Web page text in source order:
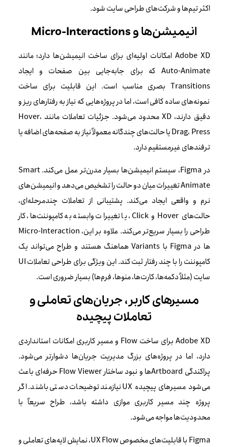
اکثر تیم‌ها و شرکت‌های طراحی سایت شود.
انیمیشن‌ها و Micro-Interactions
Adobe XD امکانات اولیه‌ای برای ساخت انیمیشن‌ها دارد؛ مانند
Auto-Animate که برای جابه‌جایی بین صفحات و ایجاد
Transitions بصری مناسب است. این قابلیت برای ساخت
نمونه‌های ساده کافی است، اما در پروژه‌هایی که نیاز به رفتارهای ریز و
دقیق دارند، XD محدود می‌شود. جزئیات تعاملات مانند Hover،
Drag، Press یا حالت‌های چندگانه معمولاً نیاز به صفحه‌های اضافه یا
ترفندهای غیرمستقیم دارد.
در Figma، سیستم انیمیشن‌ها بسیار مدرن‌تر عمل می‌کند. Smart
Animate تغییرات میان دو حالت را تشخیص می‌دهد و انیمیشن‌های
نرم و واقعی ایجاد می‌کند. پشتیبانی از تعاملات چندمرحله‌ای،
حالت‌های Hover و Click، یا تغییرات وابسته به کامپوننت‌ها، کار
طراحی را بسیار سریع‌تر می‌کند. علاوه بر این، Micro-Interaction
ها در Figma با Variants هماهنگ هستند و طراح می‌تواند یک
کامپوننت را با چند رفتار ثبت کند. این ویژگی برای طراحی تعاملات UI
سایت (مثلاً دکمه‌ها، کارت‌ها، منوها، فرم‌ها) بسیار ضروری است.
مسیرهای کاربر، جریان‌های تعاملی و
تعاملات پیچیده
Adobe XD برای ساخت Flow و مسیر کاربری امکانات استانداردی
دارد، اما در پروژه‌های بزرگ مدیریت جریان‌ها دشوارتر می‌شود.
پراکندگی Artboardها و نبود ساختار Flow Viewer حرفه‌ای باعث
می‌شود مسیرهای پیچیده UX نیازمند توضیحات دستی باشند. اگر
پروژه چند مسیر کاربری موازی داشته باشد، طراح سریعاً با
محدودیت‌ها مواجه می‌شود.
Figma با قابلیت‌های مخصوص UX Flow، نمایش لایه‌های تعاملی و